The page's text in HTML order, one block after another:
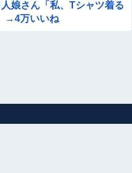
人娘さん「私、Tシャツ着る
→4万いいね